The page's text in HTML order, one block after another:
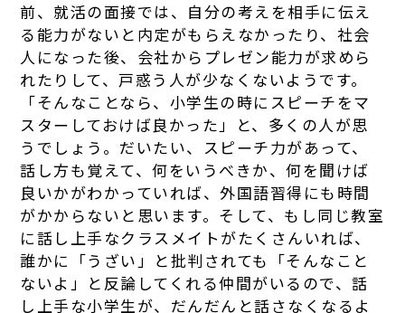
前、就活の面接では、自分の考えを相手に伝え
る能力がないと内定がもらえなかったり、社会
人になった後、会社からプレゼン能力が求めら
れたりして、戸惑う人が少なくないようです。
「そんなことなら、小学生の時にスピーチをマ
スターしておけば良かった」と、多くの人が思
うでしょう。だいたい、スピーチ力があって、
話し方も覚えて、何をいうべきか、何を聞けば
良いかがわかっていれば、外国語習得にも時間
がかからないと思います。そして、もし同じ教室
に話し上手なクラスメイトがたくさんいれば、
誰かに「うざい」と批判されても「そんなこと
ないよ」と反論してくれる仲間がいるので、話
し上手な小学生が、だんだんと話さなくなるよ